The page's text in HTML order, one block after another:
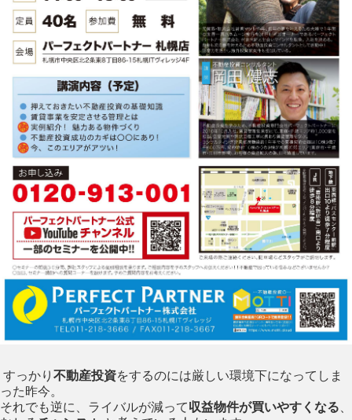
すっかり 不動産投資をするのには厳しい環境下になってしま
った昨今。
それでも逆に、ライバルが減って収益物件が買いやすくなる、